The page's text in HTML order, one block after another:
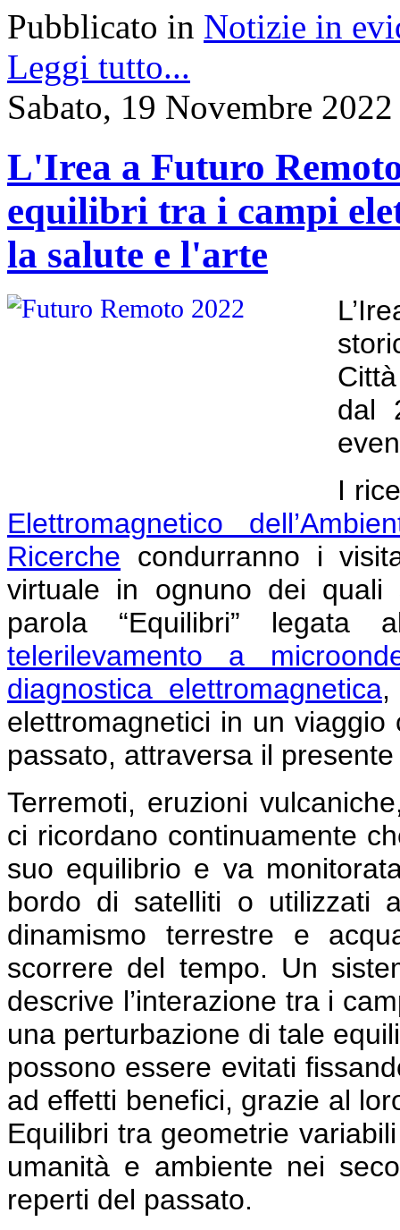
Pubblicato in Notizie in
Leggi tutto...
Sabato, 19 Novembre
L'Irea a Futuro
equilibri tra i campi
la salute e l'arte
dal
I
Elettromagnetico
Ricerche condurranno i
virtuale in ognuno dei quali
parola “Equilibri”
telerilevamento a
diagnostica elettromagnetica,
elettromagnetici in un viaggio
passato, attraversa il
Terremoti, eruzioni
ci ricordano continuamente
suo equilibrio e va
bordo di satelliti o utilizzati
dinamismo terrestre e
scorrere del tempo. Un
descrive l’interazione tra i
una perturbazione di tale
possono essere evitati
ad effetti benefici, grazie al
Equilibri tra geometrie
umanità e ambiente nei
reperti del passato.